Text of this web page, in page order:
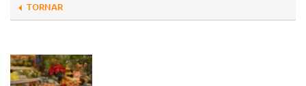
TORNAR